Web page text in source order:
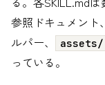
参照ドキュメント、
ルパー、
assets/
っている。